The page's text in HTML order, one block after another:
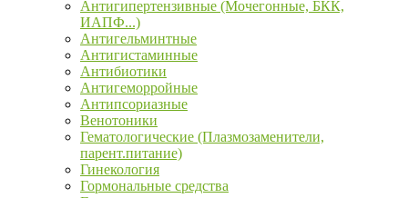
Антигипертензивные (Мочегонные, БКК,
ИАПФ...)
Антигельминтные
Антигистаминные
Антибиотики
Антигеморройные
Антипсориазные
Венотоники
Гематологические (Плазмозаменители,
парент.питание)
Гинекология
Гормональные средства